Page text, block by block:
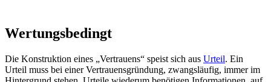
Wertungsbedingt
Die Konstruktion eines „Vertrauens“ speist sich aus Urteil. Ein
Urteil muss bei einer Vertrauensgründung, zwangsläufig, immer im